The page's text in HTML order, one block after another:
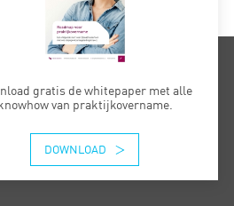
gratis de whitepaper met alle
van praktijkovername.
DOWNLOAD